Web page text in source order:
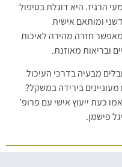
הרגיז. היא דוגלת בטיפול
ומותאם אישית
חזרה מהירה לאיכות
ובריאות מאוזנת.
מבעיה בדרכי העיכול
מעוניינים בירידה במשקל?
כעת ייעוץ אישי עם פרופ'
פישמן.